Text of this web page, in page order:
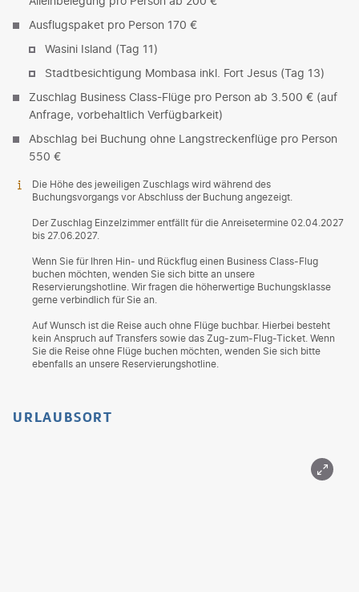
Ausflugspaket pro Person 170 €
Wasini Island (Tag 11)
Stadtbesichtigung Mombasa inkl. Fort Jesus (Tag 13)
Zuschlag Business Class-Flüge pro Person ab 3.500 € (auf
Anfrage, vorbehaltlich Verfügbarkeit)
Abschlag bei Buchung ohne Langstreckenflüge pro Person
550 €
Die Höhe des jeweiligen Zuschlags wird während des
Buchungsvorgangs vor Abschluss der Buchung angezeigt.
Der Zuschlag Einzelzimmer entfällt für die Anreisetermine 02.04.2027
bis 27.06.2027.
Wenn Sie für Ihren Hin- und Rückflug einen Business Class-Flug
buchen möchten, wenden Sie sich bitte an unsere
Reservierungshotline. Wir fragen die höherwertige Buchungsklasse
gerne verbindlich für Sie an.
Auf Wunsch ist die Reise auch ohne Flüge buchbar. Hierbei besteht
kein Anspruch auf Transfers sowie das Zug-zum-Flug-Ticket. Wenn
Sie die Reise ohne Flüge buchen möchten, wenden Sie sich bitte
ebenfalls an unsere Reservierungshotline.
URLAUBSORT